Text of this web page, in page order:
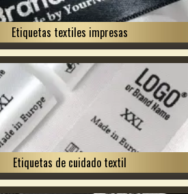
Etiquetas textiles impresas
Etiquetas de cuidado textil